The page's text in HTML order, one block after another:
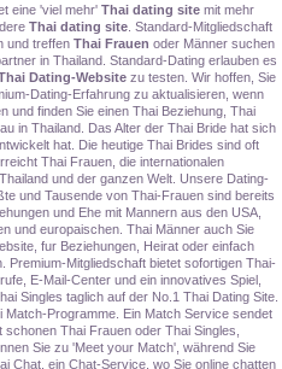
eine 'viel mehr' Thai dating sitemit mehr
Thai dating site. Standard-Mitgliedschaft
und treffen Thai Frauen oder Männer suchen
in Thailand. Standard-Dating erlauben es
Dating-Websitezu testen. Wir hoffen, Sie
Dating-Erfahrung zu aktualisieren, wenn
und finden Sie einen Thai Beziehung, Thai
in Thailand. Das Alter der Thai Bride hat sich
hat. Die heutige Thai Brides sind oft
Thai Frauen, die internationalen
und der ganzen Welt. Unsere Dating-
und Tausende von Thai-Frauen sind bereits
und Ehe mit Mannern aus den USA,
und europaischen. Thai Männer auch Sie
fur Beziehungen, Heirat oder einfach
Premium-Mitgliedschaft bietet sofortigen Thai-
E-Mail-Center und ein innovatives Spiel,
Singles taglich auf der No.1 Thai Dating Site.
Match-Programme. Ein Match Service sendet
schonen Thai Frauen oder Thai Singles,
Sie zu 'Meet your Match', während Sie
Chat, ein Chat-Service, wo Sie online chatten